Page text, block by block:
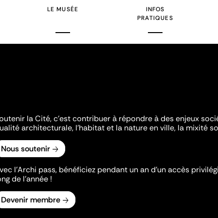
LE MUSÉE
INFOS
PRATIQUES
la Cité, c'est contribuer à répondre à des enjeux
architecturale, l'habitat et la nature en ville, la mixité
Nous soutenir
l’Archi pass, bénéficiez pendant un an d’un accès
de l’année !
Devenir membre